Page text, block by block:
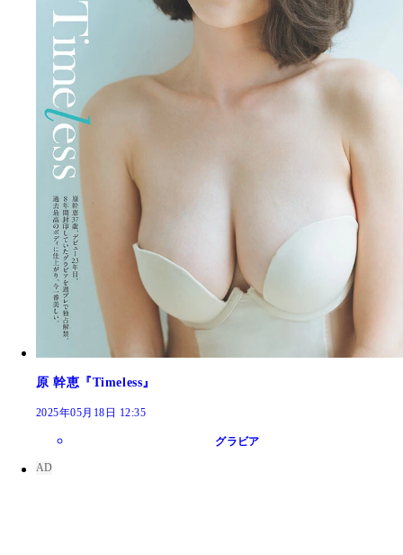
原 幹恵『Timeless』
2025年05月18日 12:35
グラビア